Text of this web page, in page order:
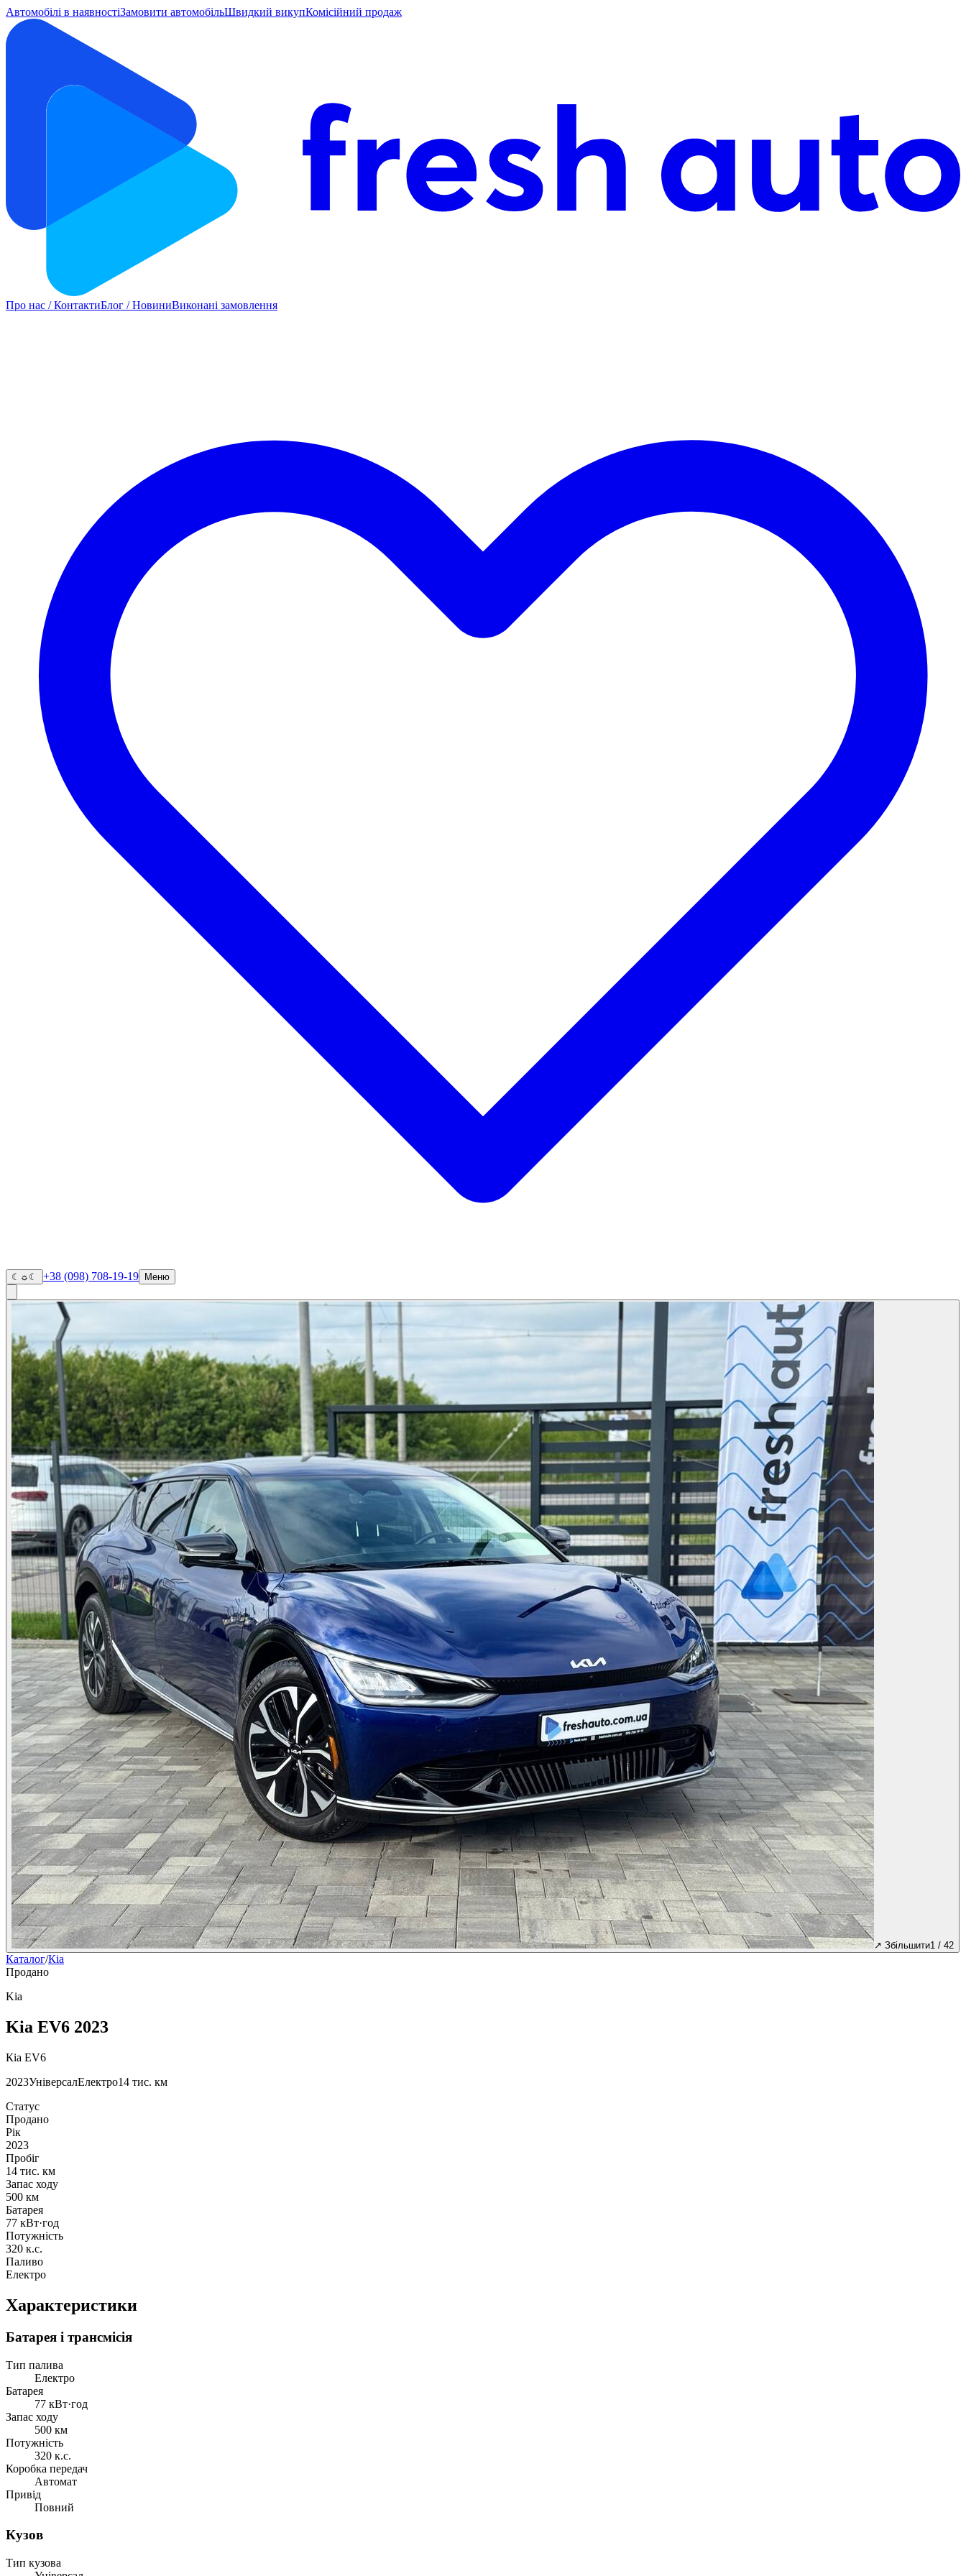
Автомобілі в наявностіЗамовити автомобільШвидкий викупКомісійний продаж
Про нас / КонтактиБлог / НовиниВиконані замовлення
☾ ☼ ☾ +38 (098) 708-19-19 Меню
↗ Збільшити1 / 42
Каталог/Кіа
Продано
Kia
Kia EV6 2023
Кіа EV6
2023УніверсалЕлектро14 тис. км
Статус
Продано
Рік
2023
Пробіг
14 тис. км
Запас ходу
500 км
Батарея
77 кВт·год
Потужність
320 к.с.
Паливо
Електро
Характеристики
Батарея і трансмісія
Тип палива
Електро
Батарея
77 кВт·год
Запас ходу
500 км
Потужність
320 к.с.
Коробка передач
Автомат
Привід
Повний
Кузов
Тип кузова